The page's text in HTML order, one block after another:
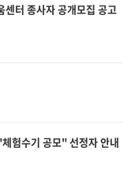
센터 종사자 공개모집 공고
험수기 공모" 선정자 안내